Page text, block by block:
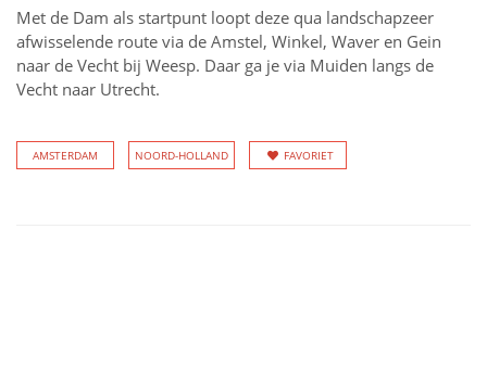
Met de Dam als startpunt loopt deze qua landschapzeer
afwisselende route via de Amstel, Winkel, Waver en Gein
naar de Vecht bij Weesp. Daar ga je via Muiden langs de
Vecht naar Utrecht.
AMSTERDAM NOORD-HOLLAND FAVORIET